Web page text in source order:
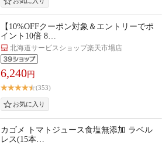
【10%OFFクーポン対象＆エントリーでポ
イント10倍 8…
北海道サービスショップ楽天市場店
6,240円
(353)
カゴメ トマトジュース食塩無添加 ラベル
レス(15本…